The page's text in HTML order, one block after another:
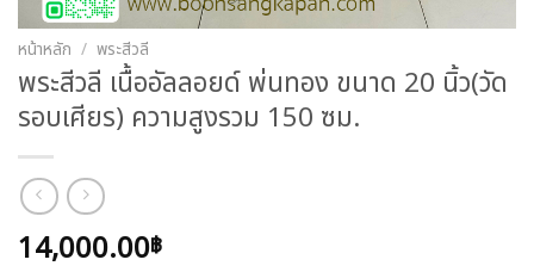
หน้าหลัก / พระสีวลี
พระสีวลี เนื้ออัลลอยด์ พ่นทอง ขนาด 20 นิ้ว(วัด
รอบเศียร) ความสูงรวม 150 ซม.
14,000.00฿